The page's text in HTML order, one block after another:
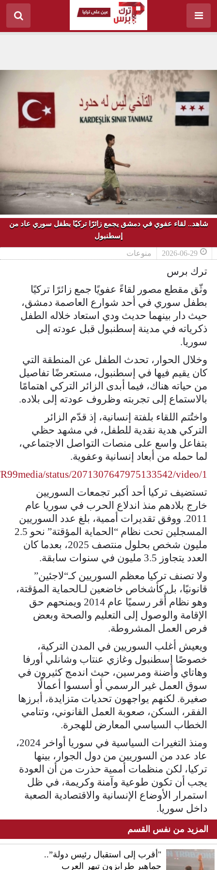
شاهد.. لقاء عفوي في دمشق يجمع زائرًا تركيًا بطفل سوري عاد من
إسطنبول
2026-06-29 منوعات
ترك برس
وثّق مقطع مصور لقاءً عفويًا جمع زائرًا تركيًا
بطفل سوري في أحد شوارع العاصمة دمشق،
حيث دار بينهما حديث ودي استعاد خلاله الطفل
ذكرياته في مدينة إسطنبول قبل عودته إلى
سوريا.
وخلال الحوار، تحدث الطفل عن المنطقة التي
كان يقيم فيها في إسطنبول، مستعرضًا تفاصيل
من حياته هناك، فيما أبدى الزائر التركي اهتمامًا
بالاستماع إلى تجربته وظروف عودته إلى بلاده.
واختُتم اللقاء بلفتة إنسانية، إذ قدّم الزائر
التركي هدية نقدية للطفل، في مشهد حظي
بتفاعل واسع على منصات التواصل الاجتماعي،
لما حمله من أبعاد إنسانية وعفوية.
status/2071307647975133542/video/1
تستضيف تركيا أحد أكبر تجمعات السوريين
خارج بلادهم منذ اندلاع الحرب في سوريا عام
2011. ووفق تقديرات أممية، بلغ عدد السوريين
المسجلين تحت نظام “الحماية المؤقتة” نحو 2.5
مليون شخص بحلول منتصف 2025، بعدما كان
العدد يتجاوز 3.5 مليون في سنوات سابقة.
ولا تصنف تركيا معظم السوريين كـ“لاجئين”
قانونيًا، بل كأشخاص خاضعين لـالحماية المؤقتة،
وهو نظام أُقر رسميًا عام 2014 ويمنحهم حق
الإقامة والوصول إلى التعليم والصحة وبعض
فرص العمل المشروطة.
ويعيش أغلب السوريين في المدن التركية،
خصوصًا إسطنبول وغازي عنتاب وشانلي أورفا
وهاتاي وأضنة ومرسين، حيث اندمج كثيرون في
سوق العمل غير الرسمي أو أسسوا أعمالًا
صغيرة. لكنهم يواجهون تحديات متزايدة، أبرزها
الفقر، السكن، صعوبة العمل القانوني، وتنامي
الخطاب السياسي المعارض للهجرة.
ومنذ التغيرات السياسية في سوريا أواخر 2024،
عاد عدد من السوريين من دول الجوار، بينها
تركيا، لكن منظمات أممية حذرت من أن العودة
يجب أن تكون طوعية وآمنة وكريمة، في ظل
استمرار الأوضاع الإنسانية والاقتصادية الصعبة
داخل سوريا.
المزيد من نفس القسم
"أقرب إلى استقبال رئيس دولة”..
جماهير طرابزون تبهر العرب